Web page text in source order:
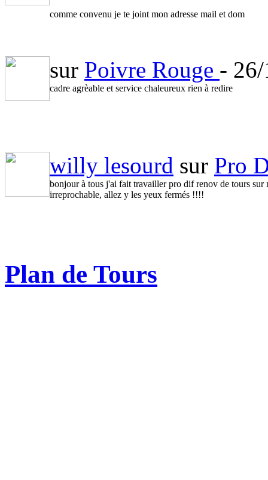
comme convenu je te joint mon adresse mail et dom
37100 tours
sur Poivre Rouge -
cadre agrèable et service chaleureux rien à redire
willy lesourd sur Pro
bonjour à tous j'ai fait travailler pro dif renov de tours sur
irreprochable, allez y les yeux fermés !!!!
Plan de Tours